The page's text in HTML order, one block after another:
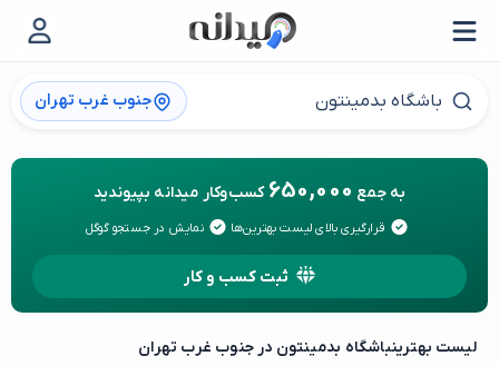
جنوب غرب تهران
به جمع 650,000 کسب‌وکار میدانه بپیوندید
قرارگیری بالای لیست بهترین‌ها نمایش در جستجو گوگل
ثبت کسب و کار
لیست بهترینباشگاه بدمینتون در جنوب غرب تهران